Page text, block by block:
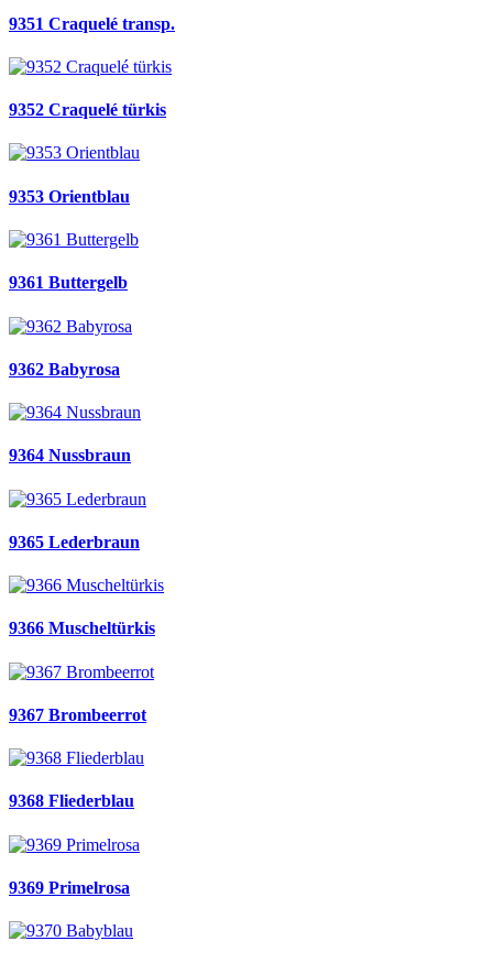
9351 Craquelé transp.
9352 Craquelé türkis
9353 Orientblau
9361 Buttergelb
9362 Babyrosa
9364 Nussbraun
9365 Lederbraun
9366 Muscheltürkis
9367 Brombeerrot
9368 Fliederblau
9369 Primelrosa